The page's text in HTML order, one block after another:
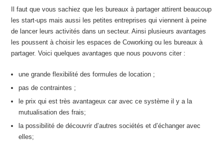
Il faut que vous sachiez que les bureaux à partager attirent beaucoup
les start-ups mais aussi les petites entreprises qui viennent à peine
de lancer leurs activités dans un secteur. Ainsi plusieurs avantages
les poussent à choisir les espaces de Coworking ou les bureaux à
partager. Voici quelques avantages que nous pouvons citer :
une grande flexibilité des formules de location ;
pas de contraintes ;
le prix qui est très avantageux car avec ce système il y a la
mutualisation des frais;
la possibilité de découvrir d’autres sociétés et d’échanger avec
elles;